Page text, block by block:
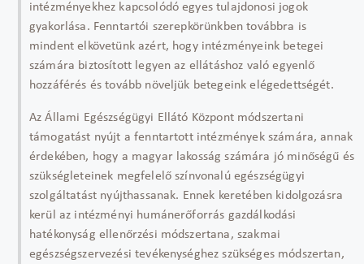
intézményekhez kapcsolódó egyes tulajdonosi jogok
gyakorlása. Fenntartói szerepkörünkben továbbra is
mindent elkövetünk azért, hogy intézményeink betegei
számára biztosított legyen az ellátáshoz való egyenlő
hozzáférés és tovább növeljük betegeink elégedettségét.
Az Állami Egészségügyi Ellátó Központ módszertani
támogatást nyújt a fenntartott intézmények számára, annak
érdekében, hogy a magyar lakosság számára jó minőségű és
szükségleteinek megfelelő színvonalú egészségügyi
szolgáltatást nyújthassanak. Ennek keretében kidolgozásra
kerül az intézményi humánerőforrás gazdálkodási
hatékonyság ellenőrzési módszertana, szakmai
egészségszervezési tevékenységhez szükséges módszertan,